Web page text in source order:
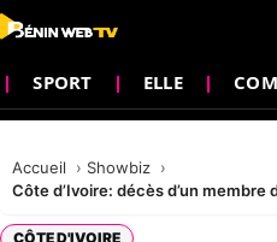
SPORT ELLE
Accueil
Showbiz
Côte d’Ivoire: décès d’un
CÔTE D'IVOIRE